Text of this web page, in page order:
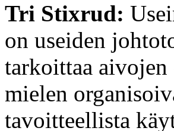
Tri Stixrud:
on useiden
tarkoittaa
mielen
tavoitteellista